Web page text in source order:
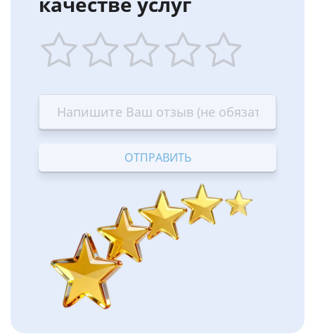
star
Terrible
stars
—
Bad
stars
—
OK
stars
—
Good
stars
—
Excellent